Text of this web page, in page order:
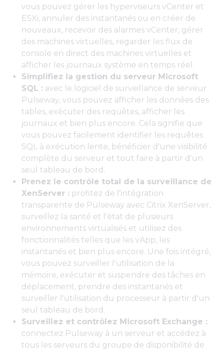
vous pouvez gérer les hyperviseurs vCenter et
ESXi, annuler des instantanés ou en créer de
nouveaux, recevoir des alarmes vCenter, gérer
des machines virtuelles, regarder les flux de
console en direct des machines virtuelles et
afficher les journaux système en temps réel.
Simplifiez la gestion du serveur Microsoft
SQL : avec le logiciel de surveillance de serveur
Pulseway, vous pouvez afficher les données des
tables, exécuter des requêtes, afficher les
journaux et bien plus encore. Cela signifie que
vous pouvez facilement identifier les requêtes
SQL à exécution lente, bénéficier d'une visibilité
complète du serveur et tout faire à partir d'un
seul tableau de bord.
Prenez le contrôle total de la surveillance de
XenServer : profitez de l'intégration
transparente de Pulseway avec Citrix XenServer,
surveillez la santé et l'état de plusieurs
environnements virtualisés et utilisez des
fonctionnalités telles que les vApp, les
instantanés et bien plus encore. Une fois intégré,
vous pouvez surveiller l'utilisation de la
mémoire, exécuter et suspendre des tâches en
déplacement, prendre des instantanés et
surveiller l'utilisation du processeur à partir d'un
seul tableau de bord.
Surveillez et contrôlez Microsoft Exchange :
connectez Pulseway à un serveur et accédez à
tous les serveurs du groupe de disponibilité de